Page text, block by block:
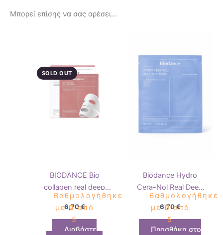
Μπορεί επίσης να σας αρέσει…
SOLD OUT
BIODANCE Bio
collagen real deep
mask – Viral
Ενυδατική μάσκα για
σύσφιξη & λαμπερό
Βαθμολογήθηκε
με0από
5
6,70€
Διαβάστε
Biodance Hydro
Cera-Nol Real Deep
Mask – 34g
Βαθμολογήθηκε
με0από
5
6,70€
Προσθήκη στο